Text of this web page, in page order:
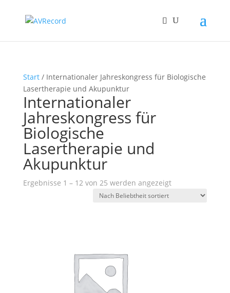
Start/ Internationaler Jahreskongress für Biologische
Lasertherapie und Akupunktur
Internationaler
Jahreskongress für
Biologische
Lasertherapie und
Akupunktur
Ergebnisse 1 – 12 von 25 werden angezeigtNach
Beliebtheit